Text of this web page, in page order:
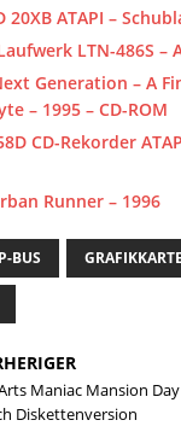
20XB ATAPI –
LTN-486S –
Generation – A
– 1995 – CD-ROM
CD-Rekorder
Runner – 1996
BUS
Maniac Mansion
Diskettenversion